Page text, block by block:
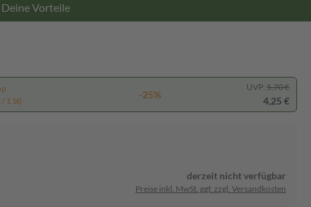
Deine Vorteile
1 St)
-25%
UVP: 5,70 €
4,25 €
derzeit nicht verfügbar
Preise inkl. MwSt. ggf. zzgl. Versandkosten